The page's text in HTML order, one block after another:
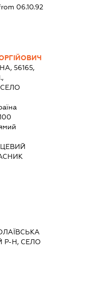
06.10.92
56165,
Р-Н, СЕЛО